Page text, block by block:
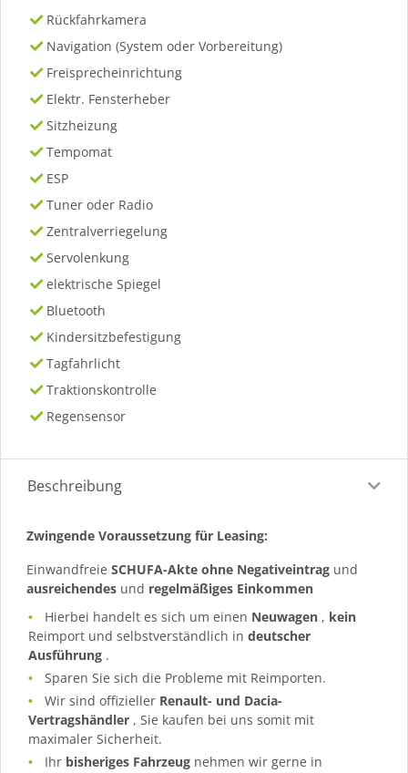
Rückfahrkamera
Navigation (System oder Vorbereitung)
Freisprecheinrichtung
Elektr. Fensterheber
Sitzheizung
Tempomat
ESP
Tuner oder Radio
Zentralverriegelung
Servolenkung
elektrische Spiegel
Bluetooth
Kindersitzbefestigung
Tagfahrlicht
Traktionskontrolle
Regensensor
Beschreibung
Zwingende Voraussetzung für Leasing:
Einwandfreie SCHUFA-Akte ohne Negativeintrag und
ausreichendes und regelmäßiges Einkommen
Hierbei handelt es sich um einen Neuwagen , kein
Reimport und selbstverständlich in deutscher
Ausführung .
Sparen Sie sich die Probleme mit Reimporten.
Wir sind offizieller Renault- und Dacia-
Vertragshändler , Sie kaufen bei uns somit mit
maximaler Sicherheit.
Ihr bisheriges Fahrzeug nehmen wir gerne in